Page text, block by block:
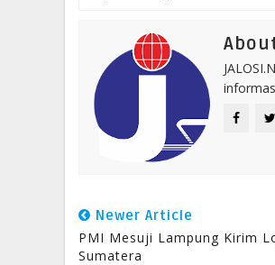
Newer Article
PMI Mesuji Lampung Kirim
Sumatera